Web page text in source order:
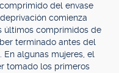
del envase
comienza
últimos comprimidos de
terminado antes del
algunas mujeres, el
tomado los primeros